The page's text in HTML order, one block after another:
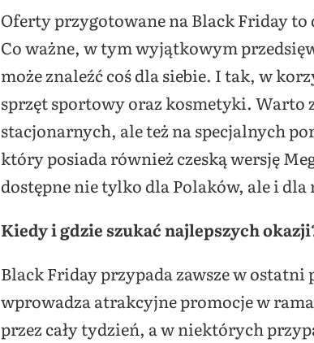
Oferty przygotowane na Black Friday
Co ważne, w tym wyjątkowym
może znaleźć coś dla siebie. I tak, w
sprzęt sportowy oraz kosmetyki. Warto
stacjonarnych, ale też na specjalnych
który posiada również czeską wersję
dostępne nie tylko dla Polaków, ale i dla
Kiedy i gdzie szukać najlepszych
Black Friday przypada zawsze w
wprowadza atrakcyjne promocje w
przez cały tydzień, a w niektórych